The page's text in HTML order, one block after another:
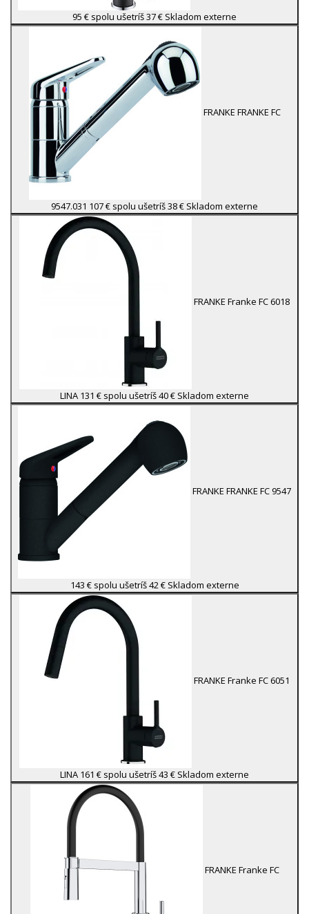
95 € spolu ušetríš 37 € Skladom externe
FRANKE FRANKE FC
9547.031 107 € spolu ušetríš 38 € Skladom externe
FRANKE Franke FC 6018
LINA 131 € spolu ušetríš 40 € Skladom externe
FRANKE FRANKE FC 9547
143 € spolu ušetríš 42 € Skladom externe
FRANKE Franke FC 6051
LINA 161 € spolu ušetríš 43 € Skladom externe
FRANKE Franke FC